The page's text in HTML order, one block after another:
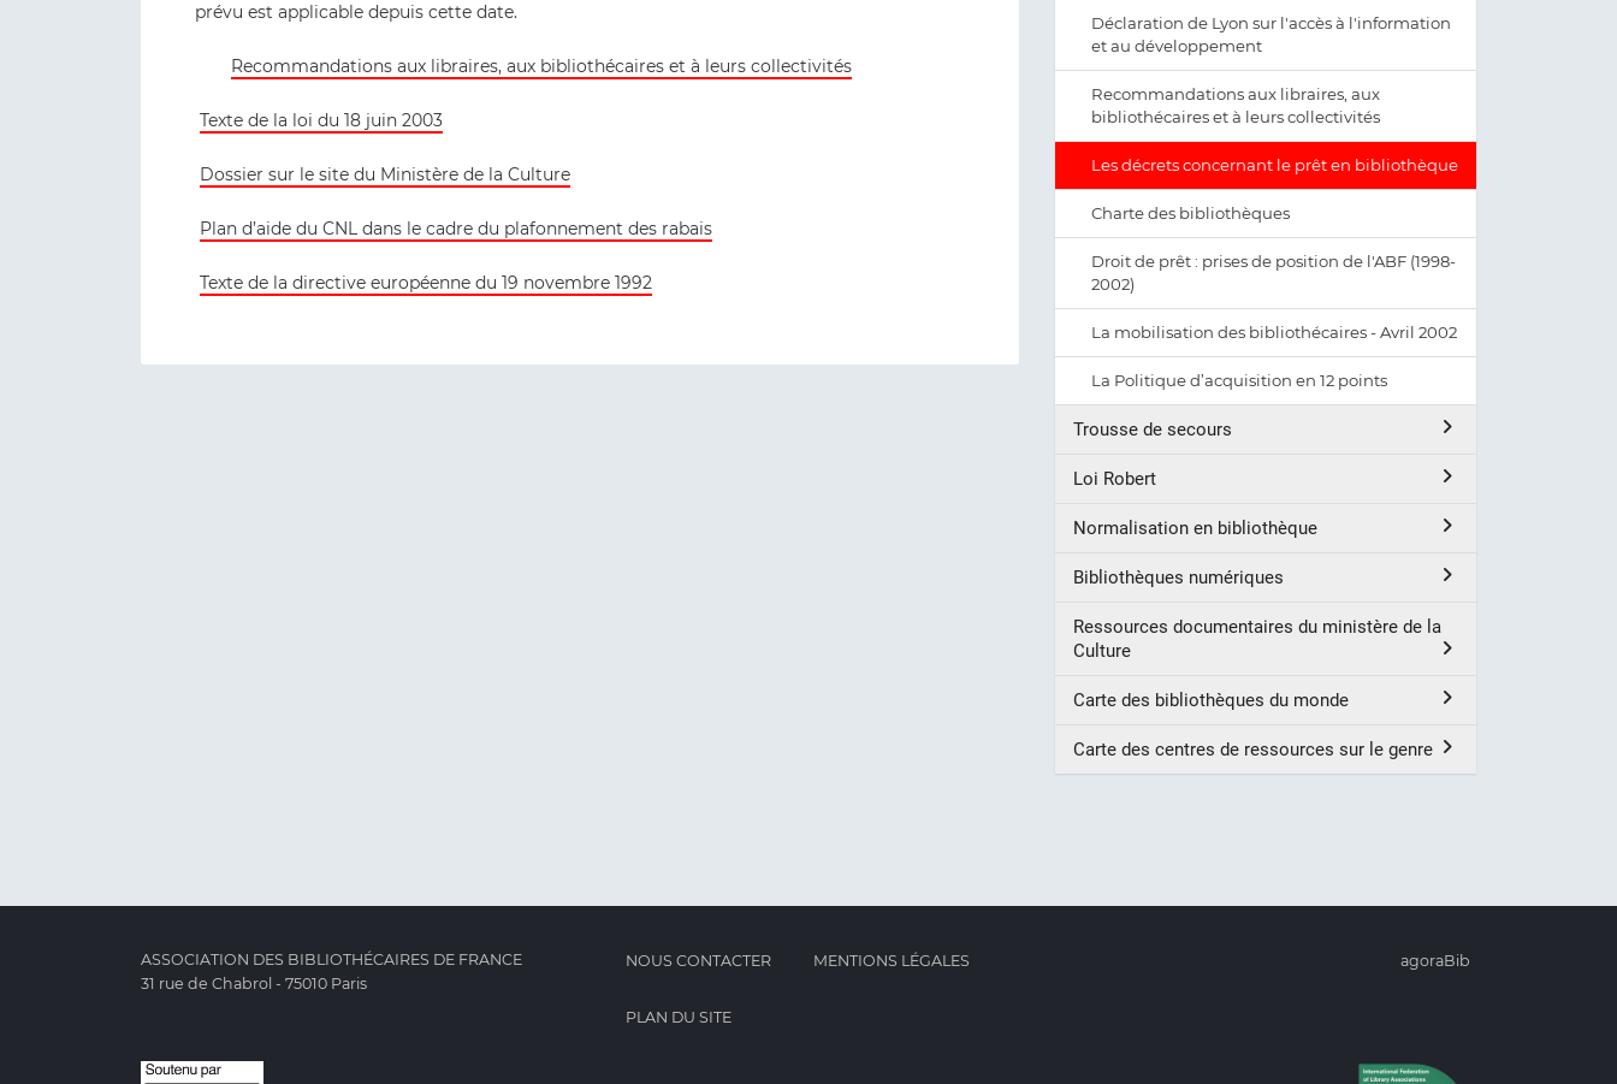
prévu est applicable depuis cette date.
Recommandations aux libraires, aux bibliothécaires et à leurs collectivités
Texte de la loi du 18 juin 2003
Dossier sur le site du Ministère de la Culture
Plan d’aide du CNL dans le cadre du plafonnement des rabais
Texte de la directive européenne du 19 novembre 1992
Déclaration de Lyon sur l'accès à l'information
et au développement
Recommandations aux libraires, aux
bibliothécaires et à leurs collectivités
Les décrets concernant le prêt en bibliothèque
Charte des bibliothèques
Droit de prêt : prises de position de l'ABF (1998-
2002)
La mobilisation des bibliothécaires - Avril 2002
La Politique d’acquisition en 12 points
Trousse de secours
Loi Robert
Normalisation en bibliothèque
Bibliothèques numériques
Ressources documentaires du ministère de la
Culture
Carte des bibliothèques du monde
Carte des centres de ressources sur le genre
ASSOCIATION DES BIBLIOTHÉCAIRES DE FRANCE
31 rue de Chabrol - 75010 Paris
NOUS CONTACTER MENTIONS LÉGALES
PLAN DU SITE
agoraBib